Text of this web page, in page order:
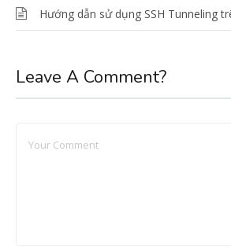
Hướng dẫn sử dụng SSH Tunneling
Leave A Comment?